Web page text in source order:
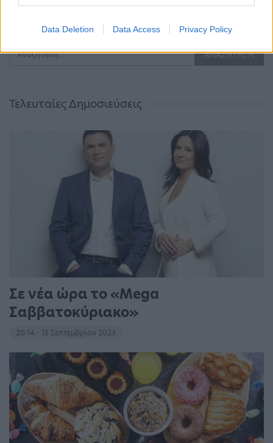
Data Deletion Data Access Privacy Policy
Τελευταίες Δημοσιεύσεις
Σε νέα ώρα το «Mega
Σαββατοκύριακο»
20:14 - 15 Σεπτεμβρίου 2023